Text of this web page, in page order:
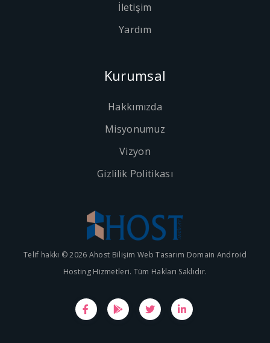
İletişim
Yardım
Kurumsal
Hakkımızda
Misyonumuz
Vizyon
Gizlilik Politikası
Telif hakkı © 2026 Ahost Bilişim Web Tasarım Domain Android
Hosting Hizmetleri. Tüm Hakları Saklıdır.